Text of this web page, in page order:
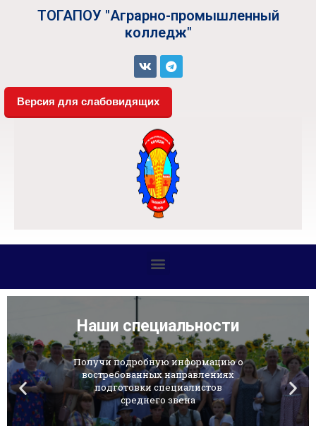
ТОГАПОУ "Аграрно-промышленный
колледж"
Версия для слабовидящих
Наши специальности
Получи подробную информацию о
востребованных направлениях
подготовки специалистов
среднего звена